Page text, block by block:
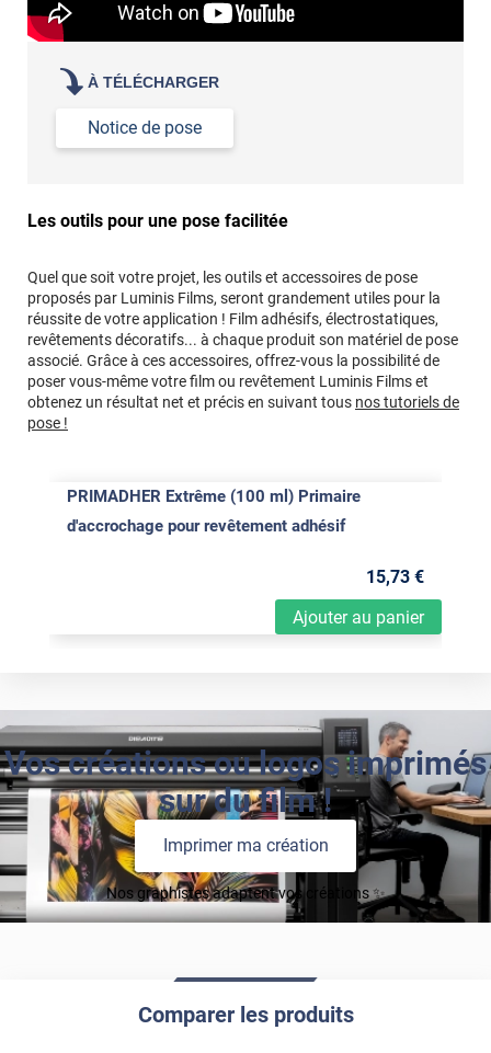
À TÉLÉCHARGER
Notice de pose
Les outils pour une pose facilitée
Quel que soit votre projet, les outils et accessoires de pose
proposés par Luminis Films, seront grandement utiles pour la
réussite de votre application ! Film adhésifs, électrostatiques,
revêtements décoratifs... à chaque produit son matériel de pose
associé. Grâce à ces accessoires, offrez-vous la possibilité de
poser vous-même votre film ou revêtement Luminis Films et
obtenez un résultat net et précis en suivant tous nos tutoriels de
pose !
PRIMADHER Extrême (100 ml) Primaire
d'accrochage pour revêtement adhésif
Ajouter au panier
15,73 €
Vos créations ou logos imprimés
sur du film !
Imprimer ma création
Nos graphistes adaptent vos créations ✨
Comparer les produits